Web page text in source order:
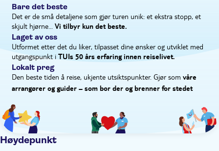
Bare det beste
Det er de små detaljene som gjør turen unik: et ekstra stopp, et
skjult hjørne... Vi tilbyr kun det beste.
Laget av oss
Utformet etter det du liker, tilpasset dine ønsker og utviklet med
utgangspunkt i TUIs 50 års erfaring innen reiselivet.
Lokalt preg
Den beste tiden å reise, ukjente utsiktspunkter. Gjør som våre
arrangører og guider – som bor der og brenner for stedet
Høydepunkt